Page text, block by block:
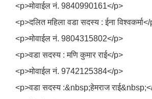
<p>मोवाईल नं. 9840990161</p>
<p>दलित महिला वडा सदस्य : ईना
<p>मोवाईल नं. 9804315802</p>
<p>वडा सदस्य : मणि कुमार राई</p>
<p>मोवाईल नं. 9742125384</p>
<p>वडा सदस्य :&nbsp;हेमराज